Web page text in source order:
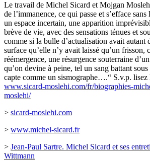
Le travail de Michel Sicard et Mojgan
de l’immanence, ce qui passe et s’efface
un espace incertain, une apparition
brève de vie, avec des sensations ténues et
comme si la bulle d’actualisation avait autant
surface qu’elle n’y avait laissé qu’un frisson,
réémergence, une résurgence souterraine
qu’on devine à peine, tel un sang battant
capte comme un sismographe….“ S.v.p. lisez
www.sicard-moslehi.com/fr/biographies-
moslehi/
> sicard-moslehi.com
> www.michel-sicard.fr
> Jean-Paul Sartre. Michel Sicard et ses
Wittmann